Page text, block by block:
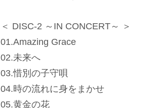
＜ DISC-2 ～IN CONCERT～ ＞
01.Amazing Grace
02.未来へ
03.惜別の子守唄
04.時の流れに身をまかせ
05.黄金の花